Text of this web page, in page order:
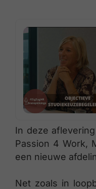
In deze
Passion 4 Work,
een nieuwe
Net zoals in